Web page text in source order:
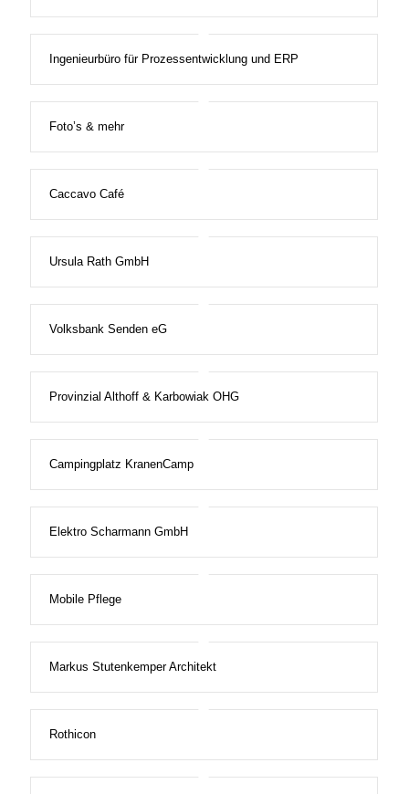
Ingenieurbüro für Prozessentwicklung und ERP
Foto’s & mehr
Caccavo Café
Ursula Rath GmbH
Volksbank Senden eG
Provinzial Althoff & Karbowiak OHG
Campingplatz KranenCamp
Elektro Scharmann GmbH
Mobile Pflege
Markus Stutenkemper Architekt
Rothicon